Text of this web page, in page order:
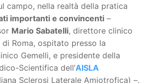
campo, nella realtà della pratica
importanti e convincenti –
Mario Sabatelli, direttore clinico
Roma, ospitato presso la
Gemelli, e presidente della
Scientifica dell’AISLA
Sclerosi Laterale Amiotrofica) –.